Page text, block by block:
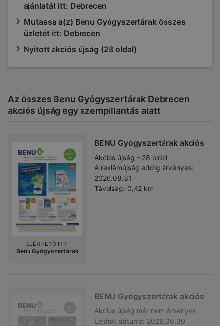
ajánlatát itt: Debrecen
Mutassa a(z) Benu Gyógyszertárak összes
üzletét itt: Debrecen
Nyitott akciós újság (28 oldal)
Az összes Benu Gyógyszertárak Debrecen
akciós újság egy szempillantás alatt
BENU Gyógyszertárak akciós
Akciós újság – 28 oldal
A reklámújság eddig érvényes:
2026.08.31
Távolság: 0,42 km
ELÉRHETŐ ITT:
Benu Gyógyszertárak
BENU Gyógyszertárak akciós
Akciós újság már nem érvényes
Lejárat dátuma: 2026.06.30